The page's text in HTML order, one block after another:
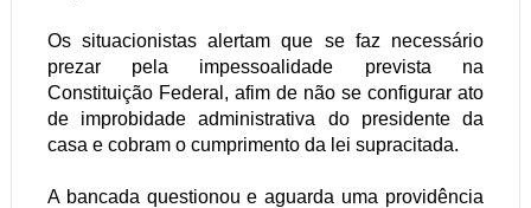
Os situacionistas alertam que se faz necessário
prezar pela impessoalidade prevista na
Constituição Federal, afim de não se configurar ato
de improbidade administrativa do presidente da
casa e cobram o cumprimento da lei supracitada.
A bancada questionou e aguarda uma providência